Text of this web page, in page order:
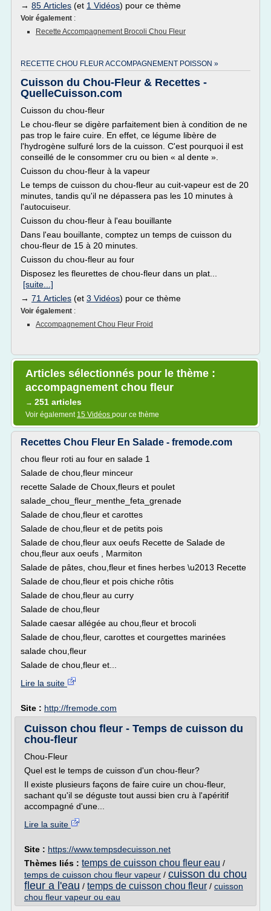
→ 85 Articles (et 1 Vidéos) pour ce thème
Voir également :
Recette Accompagnement Brocoli Chou Fleur
RECETTE CHOU FLEUR ACCOMPAGNEMENT POISSON »
Cuisson du Chou-Fleur & Recettes -
QuelleCuisson.com
Cuisson du chou-fleur
Le chou-fleur se digère parfaitement bien à condition de ne
pas trop le faire cuire. En effet, ce légume libère de
l'hydrogène sulfuré lors de la cuisson. C'est pourquoi il est
conseillé de le consommer cru ou bien « al dente ».
Cuisson du chou-fleur à la vapeur
Le temps de cuisson du chou-fleur au cuit-vapeur est de 20
minutes, tandis qu'il ne dépassera pas les 10 minutes à
l'autocuiseur.
Cuisson du chou-fleur à l'eau bouillante
Dans l'eau bouillante, comptez un temps de cuisson du
chou-fleur de 15 à 20 minutes.
Cuisson du chou-fleur au four
Disposez les fleurettes de chou-fleur dans un plat...
[suite...]
→ 71 Articles (et 3 Vidéos) pour ce thème
Voir également :
Accompagnement Chou Fleur Froid
Articles sélectionnés pour le thème :
accompagnement chou fleur
→ 251 articles
Voir également 15 Vidéos pour ce thème
Recettes Chou Fleur En Salade - fremode.com
chou fleur roti au four en salade 1
Salade de chou,fleur minceur
recette Salade de Choux,fleurs et poulet
salade_chou_fleur_menthe_feta_grenade
Salade de chou,fleur et carottes
Salade de chou,fleur et de petits pois
Salade de chou,fleur aux oeufs Recette de Salade de
chou,fleur aux oeufs , Marmiton
Salade de pâtes, chou,fleur et fines herbes \u2013 Recette
Salade de chou,fleur et pois chiche rôtis
Salade de chou,fleur au curry
Salade de chou,fleur
Salade caesar allégée au chou,fleur et brocoli
Salade de chou,fleur, carottes et courgettes marinées
salade chou,fleur
Salade de chou,fleur et...
Lire la suite
Site : http://fremode.com
Cuisson chou fleur - Temps de cuisson du
chou-fleur
Chou-Fleur
Quel est le temps de cuisson d'un chou-fleur?
Il existe plusieurs façons de faire cuire un chou-fleur,
sachant qu'il se déguste tout aussi bien cru à l'apéritif
accompagné d'une...
Lire la suite
Site : https://www.tempsdecuisson.net
Thèmes liés : temps de cuisson chou fleur eau /
temps de cuisson chou fleur vapeur / cuisson du chou
fleur a l'eau / temps de cuisson chou fleur / cuisson
chou fleur vapeur ou eau